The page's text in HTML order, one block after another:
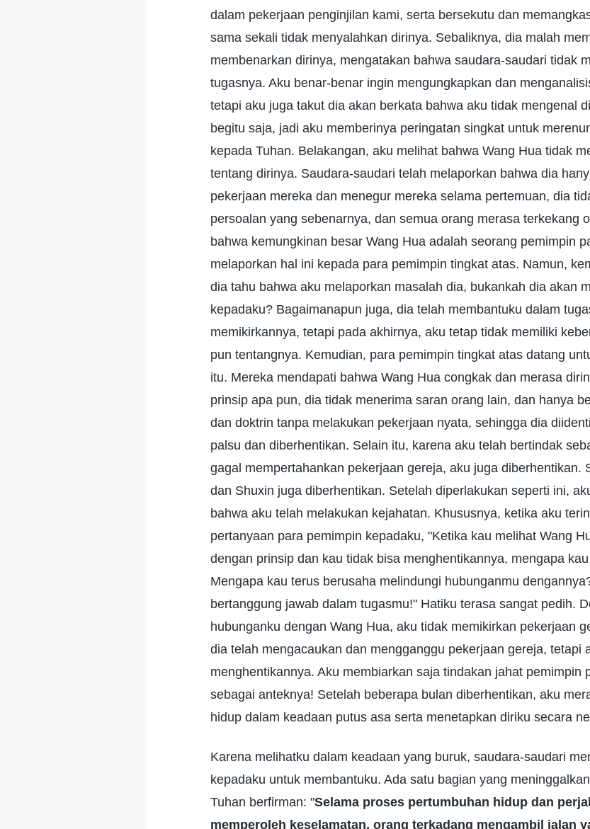
dalam pekerjaan penginjilan kami, serta bersekutu dan
sama sekali tidak menyalahkan dirinya. Sebaliknya, dia malah
membenarkan dirinya, mengatakan bahwa saudara-saudari tidak
tugasnya. Aku benar-benar ingin mengungkapkan dan
tetapi aku juga takut dia akan berkata bahwa aku tidak mengenal
begitu saja, jadi aku memberinya peringatan singkat untuk
kepada Tuhan. Belakangan, aku melihat bahwa Wang Hua tidak
tentang dirinya. Saudara-saudari telah melaporkan bahwa dia
pekerjaan mereka dan menegur mereka selama pertemuan, dia
persoalan yang sebenarnya, dan semua orang merasa terkekang
bahwa kemungkinan besar Wang Hua adalah seorang pemimpin
melaporkan hal ini kepada para pemimpin tingkat atas. Namun,
dia tahu bahwa aku melaporkan masalah dia, bukankah dia akan
kepadaku? Bagaimanapun juga, dia telah membantuku dalam
memikirkannya, tetapi pada akhirnya, aku tetap tidak memiliki
pun tentangnya. Kemudian, para pemimpin tingkat atas datang
itu. Mereka mendapati bahwa Wang Hua congkak dan merasa
prinsip apa pun, dia tidak menerima saran orang lain, dan hanya
dan doktrin tanpa melakukan pekerjaan nyata, sehingga dia
palsu dan diberhentikan. Selain itu, karena aku telah bertindak
gagal mempertahankan pekerjaan gereja, aku juga diberhentikan.
dan Shuxin juga diberhentikan. Setelah diperlakukan seperti ini,
bahwa aku telah melakukan kejahatan. Khususnya, ketika aku
pertanyaan para pemimpin kepadaku, "Ketika kau melihat Wang
dengan prinsip dan kau tidak bisa menghentikannya, mengapa
Mengapa kau terus berusaha melindungi hubunganmu
bertanggung jawab dalam tugasmu!" Hatiku terasa sangat pedih.
hubunganku dengan Wang Hua, aku tidak memikirkan pekerjaan
dia telah mengacaukan dan mengganggu pekerjaan gereja, tetapi
menghentikannya. Aku membiarkan saja tindakan jahat pemimpin
sebagai anteknya! Setelah beberapa bulan diberhentikan, aku
hidup dalam keadaan putus asa serta menetapkan diriku secara
Karena melihatku dalam keadaan yang buruk, saudara-saudari
kepadaku untuk membantuku. Ada satu bagian yang
Tuhan berfirman: "Selama proses pertumbuhan hidup dan
memperoleh keselamatan, orang terkadang mengambil jalan